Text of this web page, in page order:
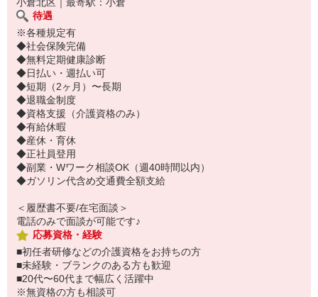
待遇
※各種規定有
◆社会保険完備
◆無料定期健康診断
◆日払い・週払い可
◆短期（2ヶ月）〜長期
◆退職金制度
◆資格支援（介護資格のみ）
◆有給休暇
◆産休・育休
◆正社員登用
◆副業・Wワーク相談OK（週40時間以内）
◆ガソリン代含め交通費全額支給
＜履歴書不要/在宅面談＞
電話のみで面談が可能です♪
応募資格・経験
■初任者研修などの介護資格をお持ちの方
■未経験・ブランクのある方も歓迎
■20代〜60代まで幅広く活躍中
※無資格の方も相談可